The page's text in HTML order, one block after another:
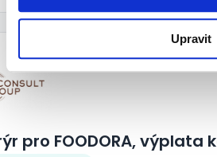
Upravit
pro FOODORA, výplata